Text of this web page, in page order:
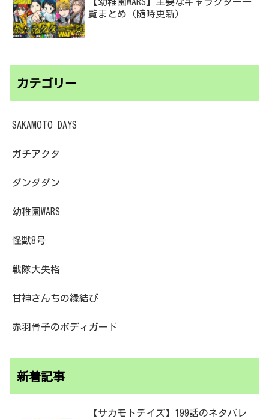
覧まとめ（随時更新）
カテゴリー
SAKAMOTO DAYS
ガチアクタ
ダンダダン
幼稚園WARS
怪獣8号
戦隊大失格
甘神さんちの縁結び
赤羽骨子のボディガード
新着記事
【サカモトデイズ】199話のネタバレ